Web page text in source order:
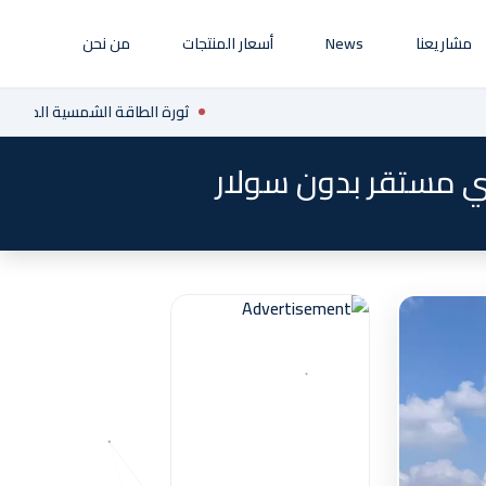
مشاريعنا News أسعار المنتجات من نحن
ثورة الطاقة الشمسية المتجددة